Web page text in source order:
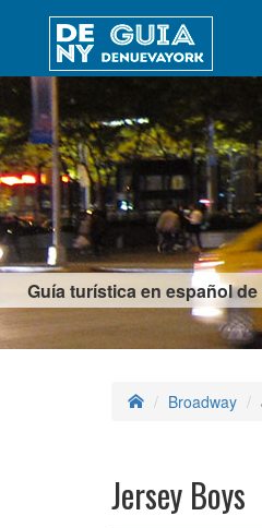
Guía turística en español
Broadway
Jersey Boys